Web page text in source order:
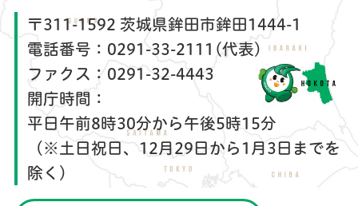
〒311-1592 茨城県鉾田市鉾田1444-1
電話番号： 0291-33-2111(代表)
ファクス： 0291-32-4443
開庁時間：
平日午前8時30分から午後5時15分
（※土日祝日、12月29日から1月3日までを
除く）